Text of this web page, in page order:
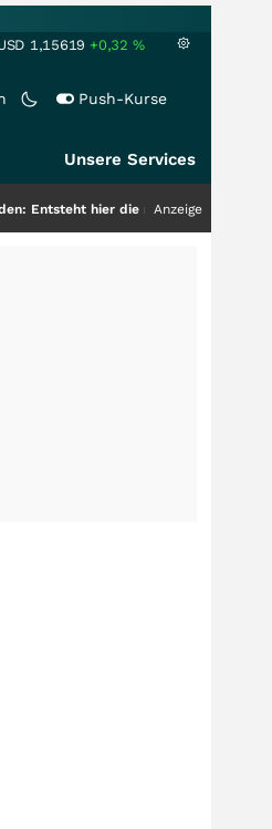
1,15619 +0,32 %
Push-Kurse
Unsere Services
hier die nächste Milliardenstory?
Anzeige